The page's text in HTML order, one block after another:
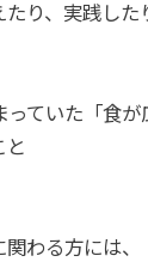
たり、実践した
っていた「食
と
わる方には、